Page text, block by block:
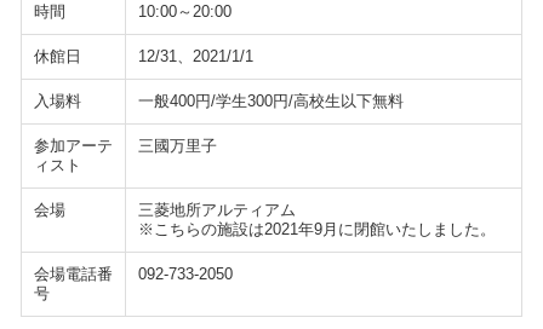
時間 10:00～20:00
休館日 12/31、2021/1/1
入場料 一般400円/学生300円/高校生以下無料
参加アーテ
ィスト
三國万里子
会場
三菱地所アルティアム
※こちらの施設は2021年9月に閉館いたしました。
会場電話番
号
092-733-2050